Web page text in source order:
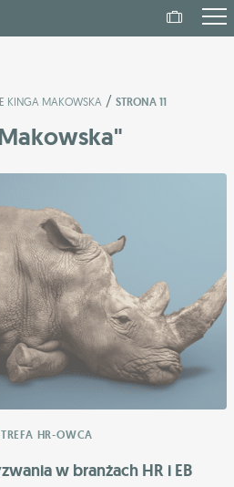
KINGA MAKOWSKA / STRONA 11
HR-OWCA
w branżach HR i EB